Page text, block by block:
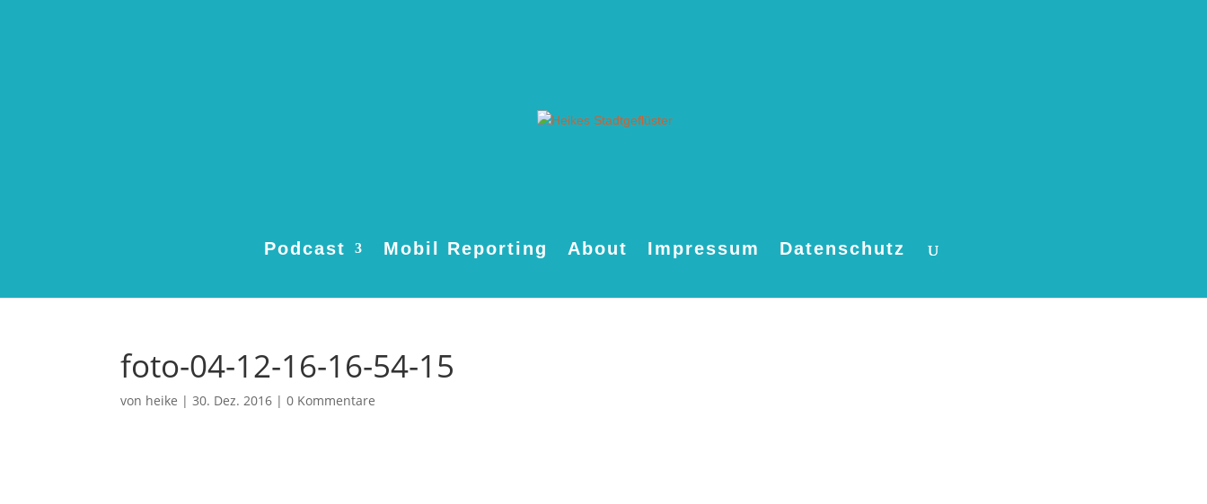
Podcast Mobil Reporting About Impressum Datenschutz
foto-04-12-16-16-54-15
von heike |30. Dez. 2016 |0 Kommentare